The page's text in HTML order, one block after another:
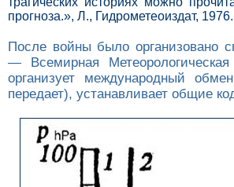
прогноза.», Л., Гидрометеоиздат, 1976.
После войны было организовано
— Всемирная
организует международный
передает), устанавливает общие